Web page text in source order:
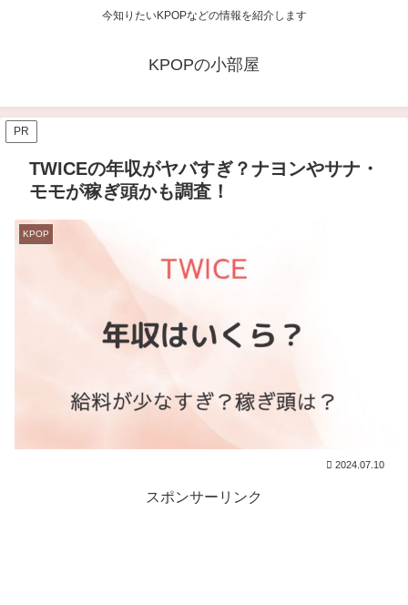
今知りたいKPOPなどの情報を紹介します
KPOPの小部屋
PR
TWICEの年収がヤバすぎ？ナヨンやサナ・
モモが稼ぎ頭かも調査！
KPOP
2024.07.10
スポンサーリンク